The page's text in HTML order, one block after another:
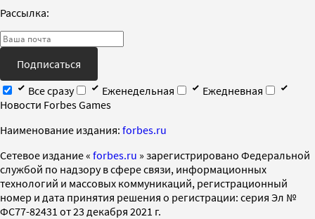
Рассылка:
Подписаться
Все сразу
Еженедельная
Ежедневная
Новости Forbes Games
Наименование издания: forbes.ru
Cетевое издание « forbes.ru » зарегистрировано Федеральной
службой по надзору в сфере связи, информационных
технологий и массовых коммуникаций, регистрационный
номер и дата принятия решения о регистрации: серия Эл №
ФС77-82431 от 23 декабря 2021 г.